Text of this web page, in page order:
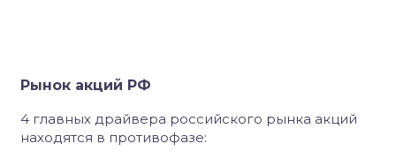
Рынок акций РФ
4 главных драйвера российского рынка акций
находятся в противофазе: